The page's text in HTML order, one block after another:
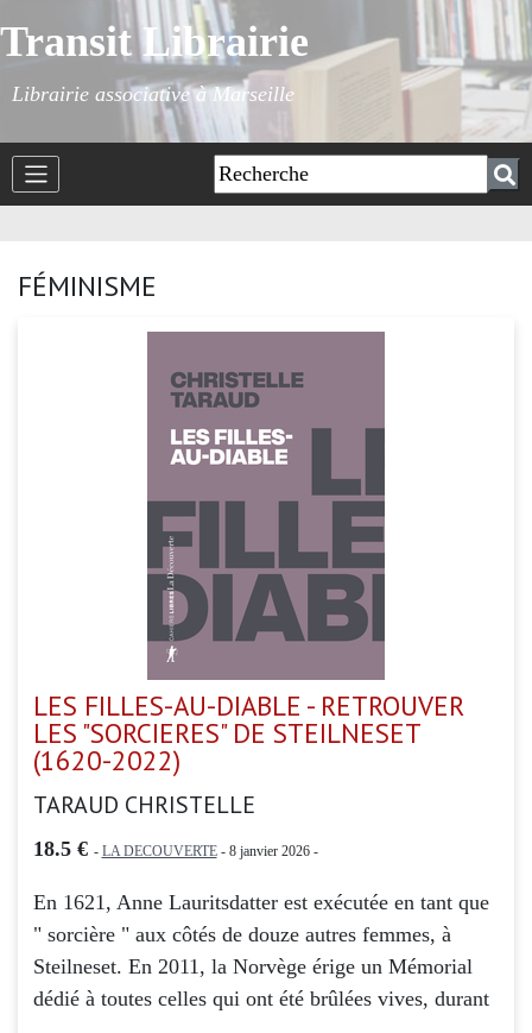
Transit Librairie
Librairie associative à Marseille
FÉMINISME
LES FILLES-AU-DIABLE - RETROUVER
LES "SORCIERES" DE STEILNESET
(1620-2022)
TARAUD CHRISTELLE
18.5 € - LA DECOUVERTE- 8 janvier 2026 -
En 1621, Anne Lauritsdatter est exécutée en tant que
" sorcière " aux côtés de douze autres femmes, à
Steilneset. En 2011, la Norvège érige un Mémorial
dédié à toutes celles qui ont été brûlées vives, durant